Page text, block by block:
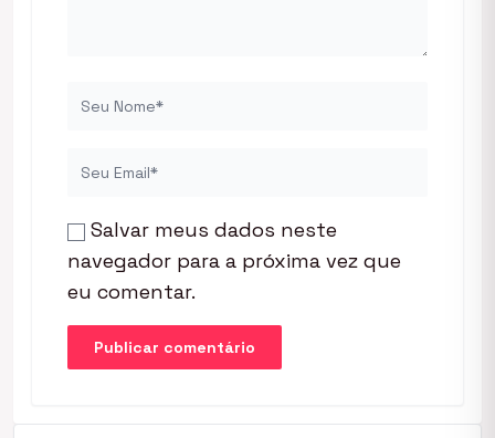
Salvar meus dados neste
navegador para a próxima vez que
eu comentar.